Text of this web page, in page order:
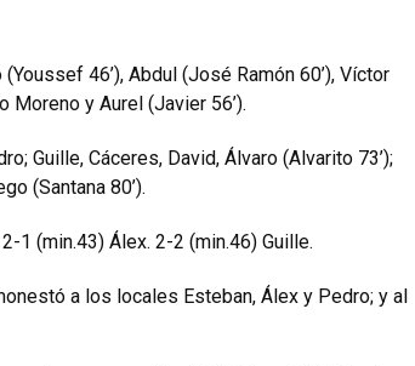
46’), Abdul (José Ramón 60’), Víctor
y Aurel (Javier 56’).
Guille, Cáceres, David, Álvaro (Alvarito 73’);
(Santana 80’).
1 (min.43) Álex. 2-2 (min.46) Guille.
a los locales Esteban, Álex y Pedro; y al